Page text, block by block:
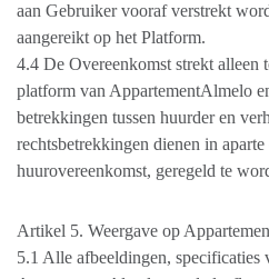
aan Gebruiker vooraf verstrekt
aangereikt op het Platform.
4.4 De Overeenkomst strekt alleen
platform van AppartementAlmelo
betrekkingen tussen huurder en
rechtsbetrekkingen dienen in
huurovereenkomst, geregeld te
Artikel 5. Weergave op
5.1 Alle afbeeldingen, specificaties